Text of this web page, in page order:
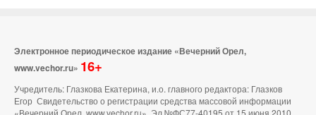
Электронное периодическое издание «Вечерний Орел,
www.vechor.ru» 16+
Учредитель: Глазкова Екатерина, и.о. главного редактора: Глазков
Егор Свидетельство о регистрации средства массовой информации
«Вечерний Орел, www.vechor.ru» Эл №ФС77-40195 от 15 июня 2010